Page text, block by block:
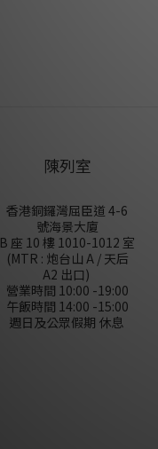
陳列室
香港銅鑼灣屈臣道 4-6
號海景大廈
B 座 10 樓 1010-1012 室
(MTR : 炮台山 A / 天后
A2 出口)
營業時間 10:00 -19:00
午飯時間 14:00 -15:00
週日及公眾假期 休息